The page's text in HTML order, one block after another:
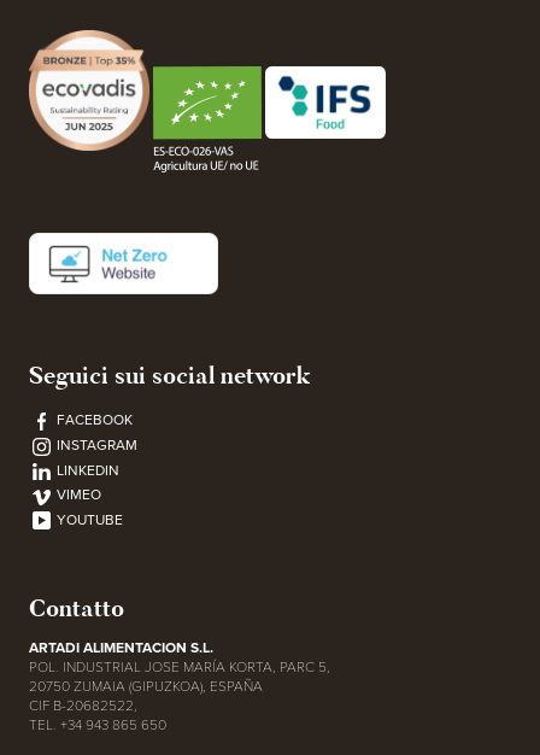
Seguici sui social network
FACEBOOK
INSTAGRAM
LINKEDIN
VIMEO
YOUTUBE
Contatto
ARTADI ALIMENTACION S.L.
POL. INDUSTRIAL JOSE MARÍA KORTA, PARC 5,
20750 ZUMAIA (GIPUZKOA), ESPAÑA
CIF B-20682522,
TEL. +34 943 865 650